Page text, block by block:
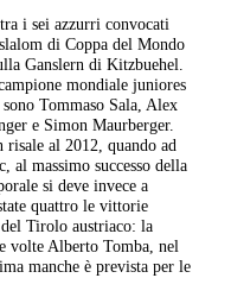
i sei azzurri convocati
di Coppa del Mondo
Ganslern di Kitzbuehel.
mondiale juniores
Tommaso Sala, Alex
e Simon Maurberger.
al 2012, quando ad
al massimo successo della
si deve invece a
quattro le vittorie
Tirolo austriaco: la
volte Alberto Tomba, nel
manche è prevista per le